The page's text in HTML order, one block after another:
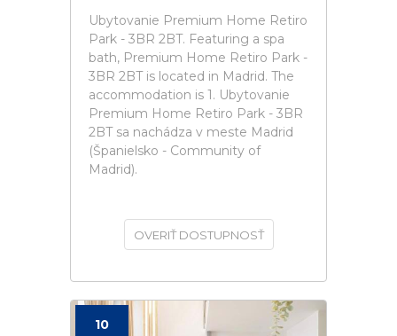
Ubytovanie Premium Home Retiro
Park - 3BR 2BT. Featuring a spa
bath, Premium Home Retiro Park -
3BR 2BT is located in Madrid. The
accommodation is 1. Ubytovanie
Premium Home Retiro Park - 3BR
2BT sa nachádza v meste Madrid
(Španielsko - Community of
Madrid).
OVERIŤ DOSTUPNOSŤ
10